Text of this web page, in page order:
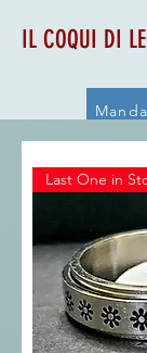
IL COQUI DI
Last One in